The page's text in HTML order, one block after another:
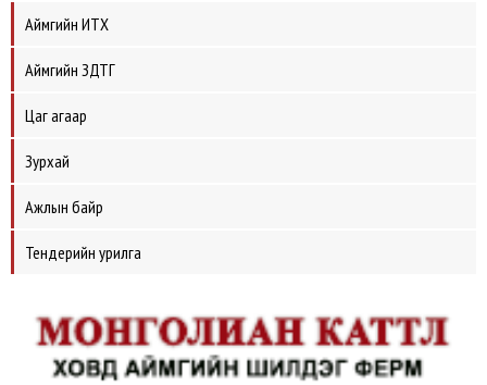
Аймгийн ИТХ
Аймгийн ЗДТГ
Цаг агаар
Зурхай
Ажлын байр
Тендерийн урилга